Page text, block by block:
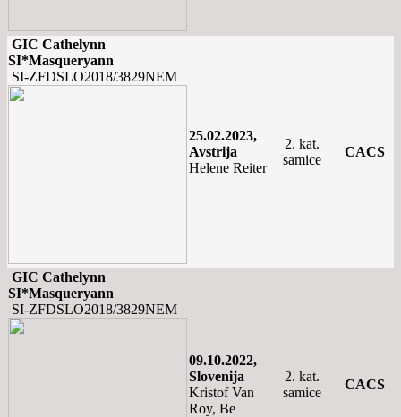
GIC Cathelynn
SI*Masqueryann
SI-ZFDSLO2018/3829NEM
25.02.2023,
Avstrija
Helene Reiter
2. kat.
samice
CACS
GIC Cathelynn
SI*Masqueryann
SI-ZFDSLO2018/3829NEM
09.10.2022,
Slovenija
Kristof Van
Roy, Be
2. kat.
samice
CACS